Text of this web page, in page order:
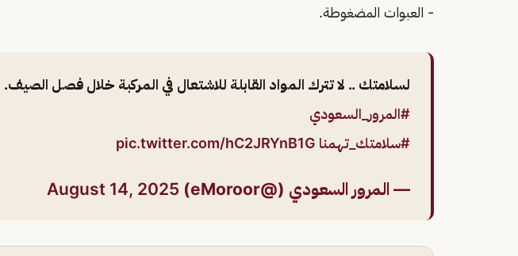
- العبوات المضغوطة.
لسلامتك .. لا تترك المواد القابلة للاشتعال في المركبة خلال فصل الصيف.
#المرور_السعودي
#سلامتك_تهمنا pic.twitter.com/hC2JRYnB1G
— المرور السعودي (@eMoroor) August 14, 2025